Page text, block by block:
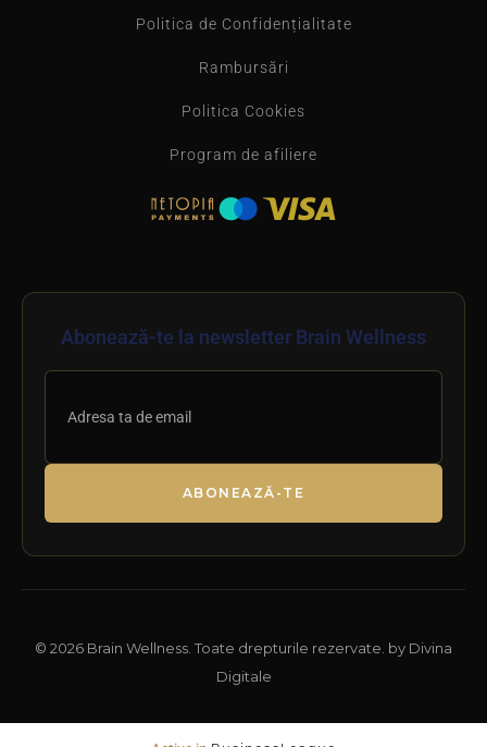
Politica de Confidențialitate
Rambursări
Politica Cookies
Program de afiliere
Abonează-te la newsletter Brain Wellness
ABONEAZĂ-TE
© 2026 Brain Wellness. Toate drepturile rezervate. by Divina
Digitale